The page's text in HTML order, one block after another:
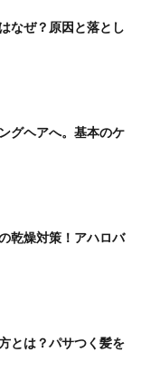
なぜ？原因と落とし
グヘアへ。基本のケ
乾燥対策！アハロバ
とは？パサつく髪を